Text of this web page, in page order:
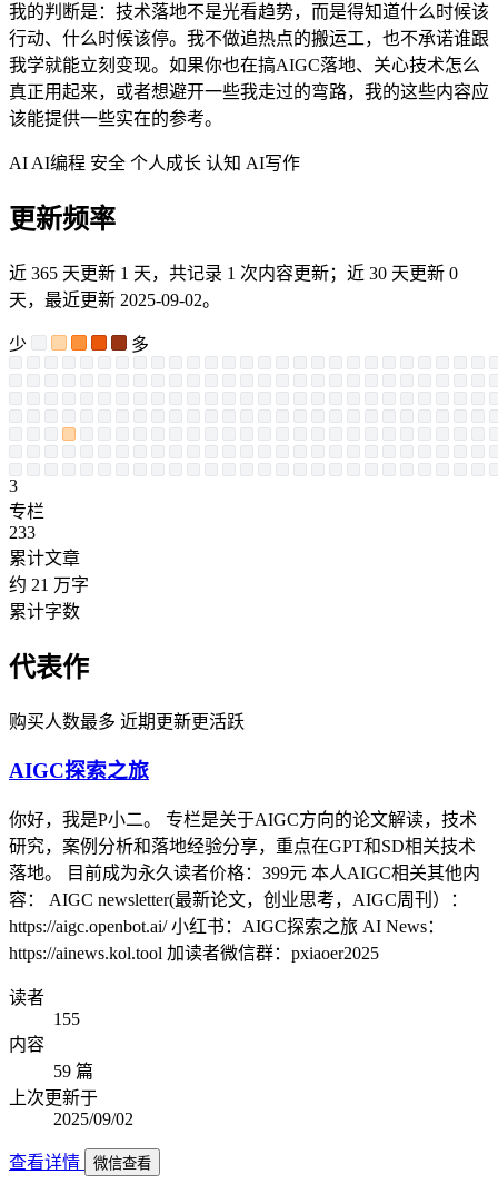
我的判断是：技术落地不是光看趋势，而是得知道什么时候该
行动、什么时候该停。我不做追热点的搬运工，也不承诺谁跟
我学就能立刻变现。如果你也在搞AIGC落地、关心技术怎么
真正用起来，或者想避开一些我走过的弯路，我的这些内容应
该能提供一些实在的参考。
AI AI编程 安全 个人成长 认知 AI写作
更新频率
近 365 天更新 1 天，共记录 1 次内容更新；近 30 天更新 0
天，最近更新 2025-09-02。
少 多
3
专栏
233
累计文章
约 21 万字
累计字数
代表作
购买人数最多 近期更新更活跃
AIGC探索之旅
你好，我是P小二。 专栏是关于AIGC方向的论文解读，技术
研究，案例分析和落地经验分享，重点在GPT和SD相关技术
落地。 目前成为永久读者价格：399元 本人AIGC相关其他内
容： AIGC newsletter(最新论文，创业思考，AIGC周刊）：
https://aigc.openbot.ai/ 小红书：AIGC探索之旅 AI News：
https://ainews.kol.tool 加读者微信群：pxiaoer2025
读者
155
内容
59 篇
上次更新于
2025/09/02
查看详情 微信查看